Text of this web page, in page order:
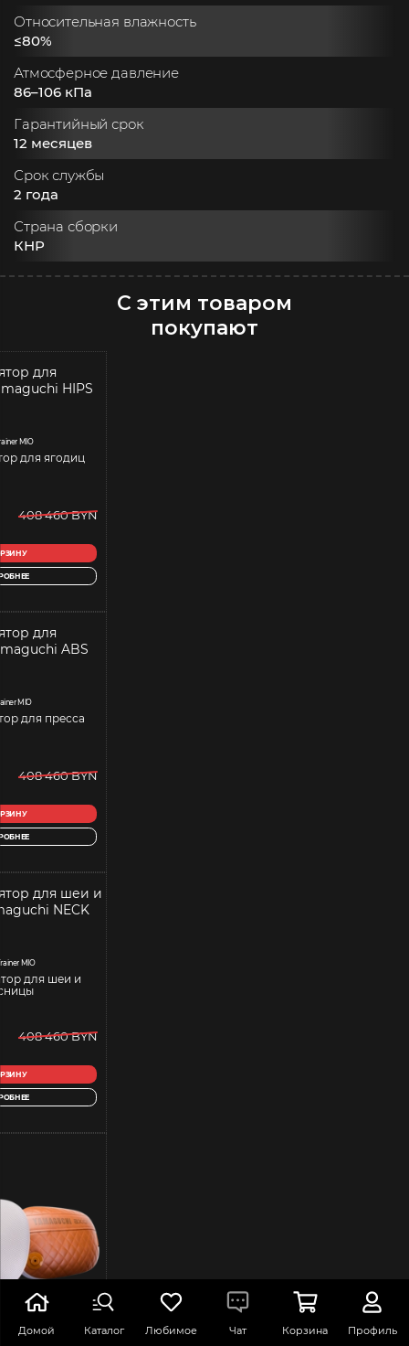
Домой Каталог Любимое Чат Корзина Профиль
Относительная влажность
≤80%
Атмосферное давление
86–106 кПа
Гарантийный срок
12 месяцев
Срок службы
2 года
Страна сборки
КНР
С этим товаром
покупают
MIO
для ягодиц
408 460 BYN
MIO
для пресса
408 460 BYN
MIO
для шеи и
408 460 BYN